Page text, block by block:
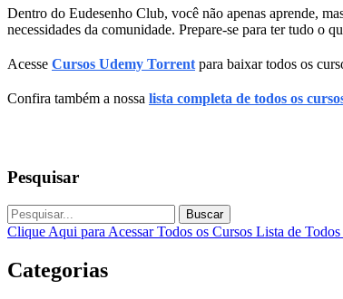
Dentro do Eudesenho Club, você não apenas aprende,
necessidades da comunidade. Prepare-se para ter tudo o
Acesse Cursos Udemy Torrent para baixar todos os
Confira também a nossa lista completa de todos os
Pesquisar
Buscar
Clique Aqui para Acessar Todos os Cursos Lista de
Categorias